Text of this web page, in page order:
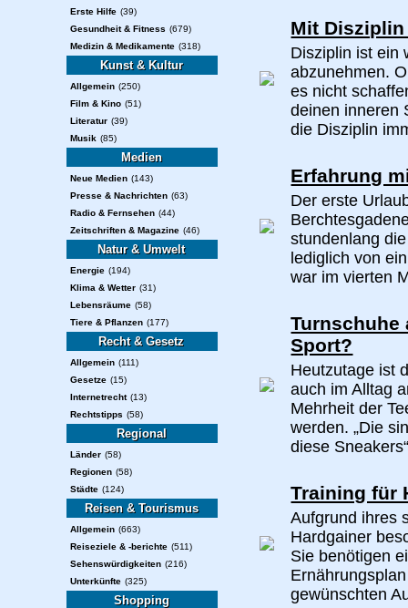
Erste Hilfe (39)
Gesundheit & Fitness (679)
Medizin & Medikamente (318)
Kunst & Kultur
Allgemein (250)
Film & Kino (51)
Literatur (39)
Musik (85)
Medien
Neue Medien (143)
Presse & Nachrichten (63)
Radio & Fernsehen (44)
Zeitschriften & Magazine (46)
Natur & Umwelt
Energie (194)
Klima & Wetter (31)
Lebensräume (58)
Tiere & Pflanzen (177)
Recht & Gesetz
Allgemein (111)
Gesetze (15)
Internetrecht (13)
Rechtstipps (58)
Regional
Länder (58)
Regionen (58)
Städte (124)
Reisen & Tourismus
Allgemein (663)
Reiseziele & -berichte (511)
Sehenswürdigkeiten (216)
Unterkünfte (325)
Shopping
Mit
Disziplin ist ein
abzunehmen.
es nicht
deinen inneren
die Disziplin
Erfahrung
Der erste
stundenlang
lediglich von
war im vierten
Turnschuhe
Sport?
Heutzutage ist
auch im Alltag
Mehrheit der
werden. „Die
diese
Training für
Aufgrund ihres
Hardgainer
Sie benötigen
gewünschten